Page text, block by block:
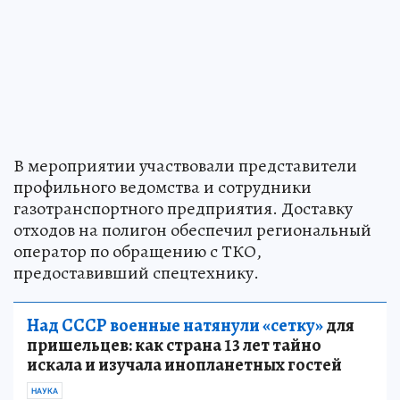
В мероприятии участвовали представители
профильного ведомства и сотрудники
газотранспортного предприятия. Доставку
отходов на полигон обеспечил региональный
оператор по обращению с ТКО,
предоставивший спецтехнику.
Над СССР военные натянули «сетку»для
пришельцев: как страна 13 лет тайно
искала и изучала инопланетных гостей
НАУКА